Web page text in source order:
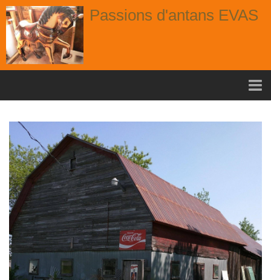
Passions d'antans EVAS
nouvelle arrivage aout
Album
Portes
Fenêtres
Chaises
Contact
Contactez nous!